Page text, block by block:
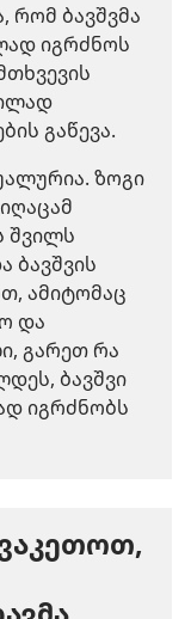
რომ ბავშვმა
იგრძნოს
გაწევა.
ზოგი
შვილს
ბავშვის
ამიტომაც
და
გარეთ რა
ბავშვი
იგრძნობს